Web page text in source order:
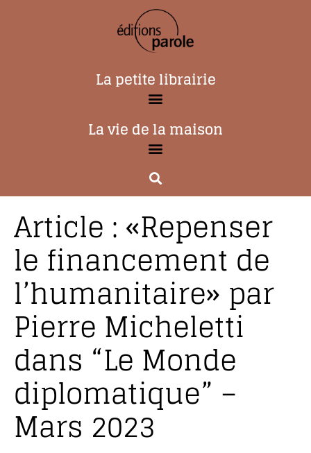
La petite librairie
La vie de la maison
Article : «Repenser
le financement de
l’humanitaire» par
Pierre Micheletti
dans “Le Monde
diplomatique” –
Mars 2023